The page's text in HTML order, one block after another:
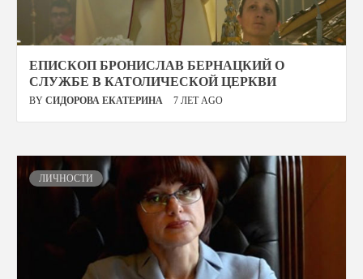
ЕПИСКОП БРОНИСЛАВ БЕРНАЦКИЙ О
СЛУЖБЕ В КАТОЛИЧЕСКОЙ ЦЕРКВИ
BY СИДОРОВА ЕКАТЕРИНА 7 ЛЕТ AGO
ЛИЧНОСТИ